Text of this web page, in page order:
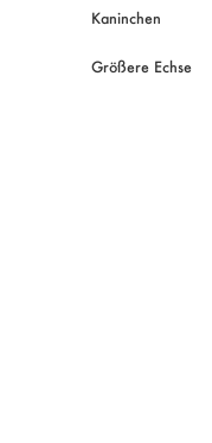
Kaninchen
Größere Echse